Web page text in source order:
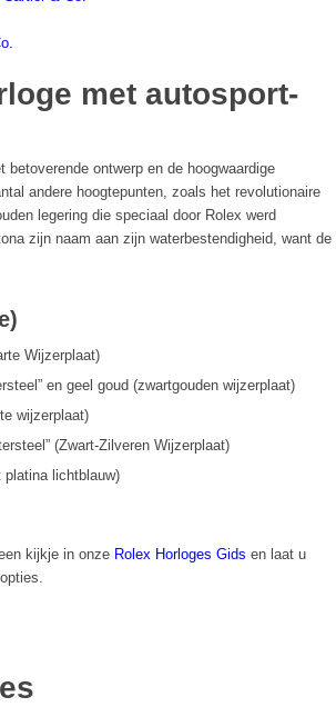
met autosport-
ontwerp en de hoogwaardige
andere hoogtepunten, zoals het revolutionaire
legering die speciaal door Rolex werd
zijn naam aan zijn waterbestendigheid, want de
Wijzerplaat)
en geel goud (zwartgouden wijzerplaat)
wijzerplaat)
(Zwart-Zilveren Wijzerplaat)
platina lichtblauw)
kijkje in onze Rolex Horloges Gids en laat u